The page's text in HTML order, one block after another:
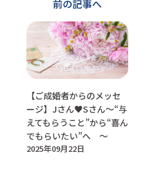
前の記事へ
【ご成婚者からのメッセ
ージ】Jさん♥Sさん～“与
えてもらうこと”から“喜ん
でもらいたい”へ ～
2025年09月22日